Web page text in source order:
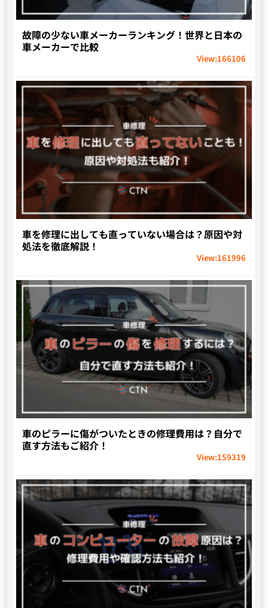
故障の少ない車メーカーランキング！世界と日本の
車メーカーで比較
View:166106
車を修理に出しても直っていない場合は？原因や対
処法を徹底解説！
View:161996
車のピラーに傷がついたときの修理費用は？自分で
直す方法もご紹介！
View:159319